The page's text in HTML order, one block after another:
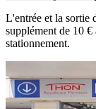
L'entrée et la sortie
supplément de 10
stationnement.